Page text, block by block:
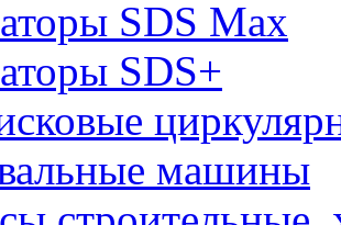
SDS Max
SDS+
машины